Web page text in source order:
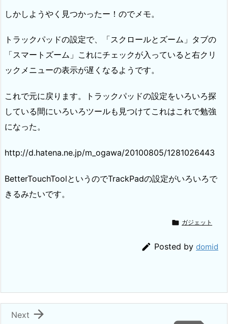
しかしようやく見つかったー！のでメモ。
トラックパッドの設定で、「スクロールとズーム」タブの
「スマートズーム」これにチェックが入っていると右クリ
ックメニューの表示が遅くなるようです。
これで元に戻ります。トラックパッドの設定をいろいろ探
している間にいろいろツールも見つけてこれはこれで勉強
になった。
http://d.hatena.ne.jp/m_ogawa/20100805/1281026443
BetterTouchToolというのでTrackPadの設定がいろいろで
きるみたいです。
 ガジェット
 Posted by domid

Next